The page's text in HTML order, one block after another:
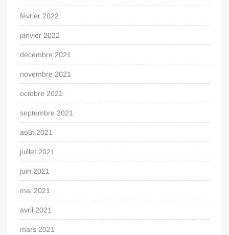
février 2022
janvier 2022
décembre 2021
novembre 2021
octobre 2021
septembre 2021
août 2021
juillet 2021
juin 2021
mai 2021
avril 2021
mars 2021